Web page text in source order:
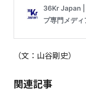
（文：山谷剛史）
関連記事